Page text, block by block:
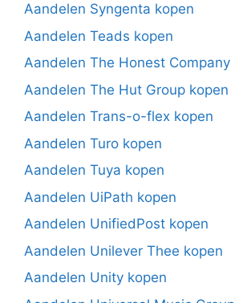
Aandelen Syngenta kopen
Aandelen Teads kopen
Aandelen The Honest Company
Aandelen The Hut Group kopen
Aandelen Trans-o-flex kopen
Aandelen Turo kopen
Aandelen Tuya kopen
Aandelen UiPath kopen
Aandelen UnifiedPost kopen
Aandelen Unilever Thee kopen
Aandelen Unity kopen